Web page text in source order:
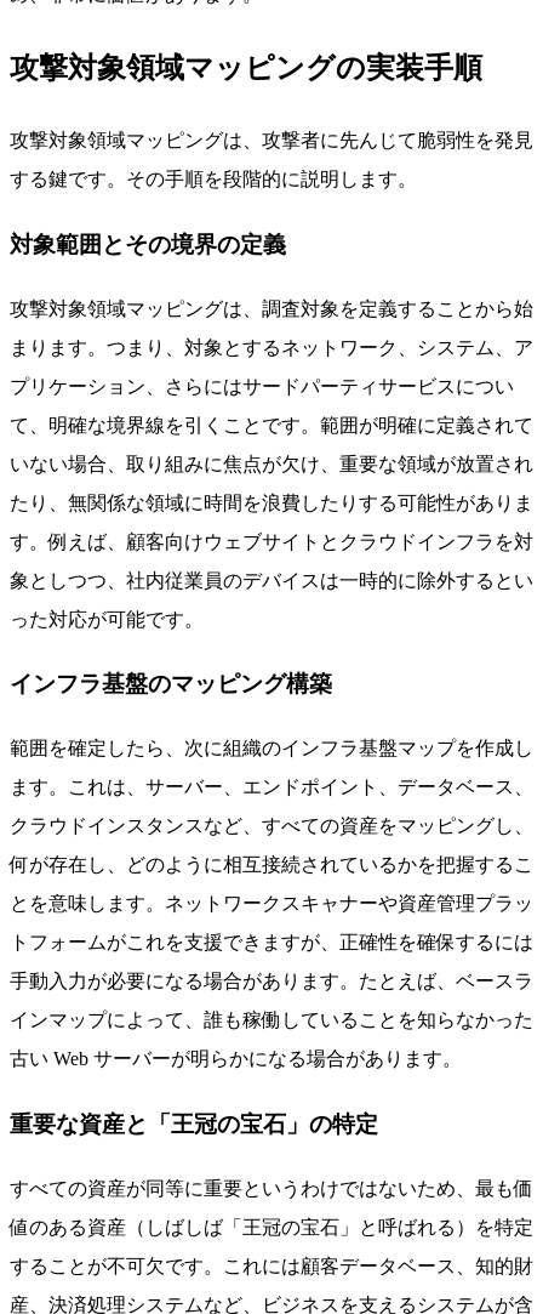
攻撃対象領域マッピングの実装手順
攻撃対象領域マッピングは、攻撃者に先んじて脆弱性を発見
する鍵です。その手順を段階的に説明します。
対象範囲とその境界の定義
攻撃対象領域マッピングは、調査対象を定義することから始
まります。つまり、対象とするネットワーク、システム、ア
プリケーション、さらにはサードパーティサービスについ
て、明確な境界線を引くことです。範囲が明確に定義されて
いない場合、取り組みに焦点が欠け、重要な領域が放置され
たり、無関係な領域に時間を浪費したりする可能性がありま
す。例えば、顧客向けウェブサイトとクラウドインフラを対
象としつつ、社内従業員のデバイスは一時的に除外するとい
った対応が可能です。
インフラ基盤のマッピング構築
範囲を確定したら、次に組織のインフラ基盤マップを作成し
ます。これは、サーバー、エンドポイント、データベース、
クラウドインスタンスなど、すべての資産をマッピングし、
何が存在し、どのように相互接続されているかを把握するこ
とを意味します。ネットワークスキャナーや資産管理プラッ
トフォームがこれを支援できますが、正確性を確保するには
手動入力が必要になる場合があります。たとえば、ベースラ
インマップによって、誰も稼働していることを知らなかった
古い Web サーバーが明らかになる場合があります。
重要な資産と「王冠の宝石」の特定
すべての資産が同等に重要というわけではないため、最も価
値のある資産（しばしば「王冠の宝石」と呼ばれる）を特定
することが不可欠です。これには顧客データベース、知的財
産、決済処理システムなど、ビジネスを支えるシステムが含